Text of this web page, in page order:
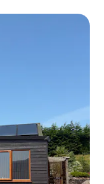
aimés